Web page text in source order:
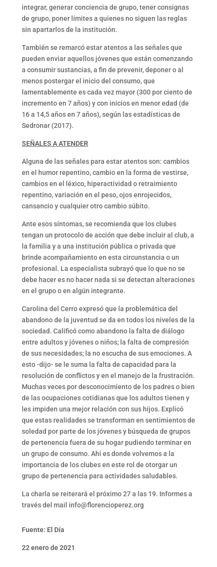
integrar, generar conciencia de grupo, tener consignas
de grupo, poner límites a quienes no siguen las reglas
sin apartarlos de la institución.
También se remarcó estar atentos a las señales que
pueden enviar aquellos jóvenes que están comenzando
a consumir sustancias, a fin de prevenir, deponer o al
menos postergar el inicio del consumo, que
lamentablemente es cada vez mayor (300 por ciento de
incremento en 7 años) y con inicios en menor edad (de
16 a 14,5 años en 7 años), según las estadísticas de
Sedronar (2017).
SEÑALES A ATENDER
Alguna de las señales para estar atentos son: cambios
en el humor repentino, cambio en la forma de vestirse,
cambios en el léxico, hiperactividad o retraimiento
repentino, variación en el peso, ojos enrojecidos,
cansancio y cualquier otro cambio súbito.
Ante esos síntomas, se recomienda que los clubes
tengan un protocolo de acción que debe incluir al club, a
la familia y a una institución pública o privada que
brinde acompañamiento en esta circunstancia o un
profesional. La especialista subrayó que lo que no se
debe hacer es no hacer nada si se detectan alteraciones
en el grupo o en algún integrante.
Carolina del Cerro expresó que la problemática del
abandono de la juventud se da en todos los niveles de la
sociedad. Calificó como abandono la falta de diálogo
entre adultos y jóvenes o niños; la falta de compresión
de sus necesidades; la no escucha de sus emociones. A
esto -dijo- se le suma la falta de capacidad para la
resolución de conflictos y en el manejo de la frustración.
Muchas veces por desconocimiento de los padres o bien
de las ocupaciones cotidianas que los adultos tienen y
les impiden una mejor relación con sus hijos. Explicó
que estas realidades se transforman en sentimientos de
soledad por parte de los jóvenes y búsqueda de grupos
de pertenencia fuera de su hogar pudiendo terminar en
un grupo de consumo. Ahí es donde volvemos a la
importancia de los clubes en este rol de otorgar un
grupo de pertenencia para actividades saludables.
La charla se reiterará el próximo 27 a las 19. Informes a
través del mail info@florencioperez.org
Fuente: El Día
22 enero de 2021